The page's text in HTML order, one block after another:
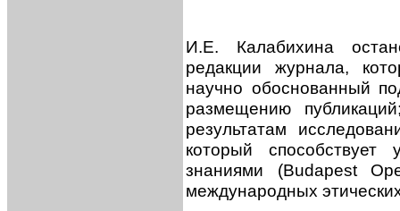
И.Е. Калабихина
редакции журнала,
научно обоснованный
размещению
результатам
который способствует
знаниями (Budapest
международных